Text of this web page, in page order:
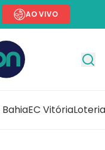
AO VIVO
BahiaEC Vitória